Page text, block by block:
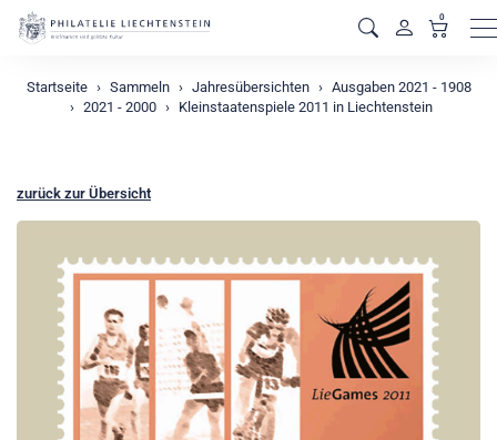
0
Startseite Sammeln Jahresübersichten
Ausgaben 2021 - 1908
2021 - 2000
Kleinstaatenspiele 2011 in Liechtenstein
zurück zur Übersicht